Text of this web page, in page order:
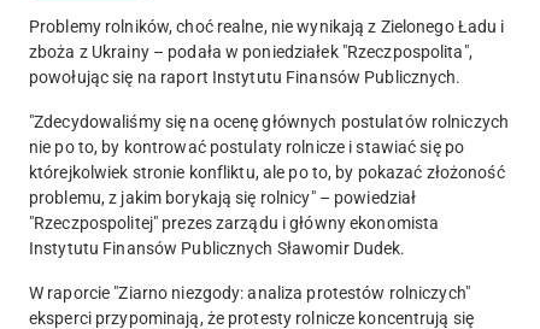
Problemy rolników, choć realne, nie wynikają z Zielonego Ładu i
zboża z Ukrainy – podała w poniedziałek "Rzeczpospolita",
powołując się na raport Instytutu Finansów Publicznych.
"Zdecydowaliśmy się na ocenę głównych postulatów rolniczych
nie po to, by kontrować postulaty rolnicze i stawiać się po
którejkolwiek stronie konfliktu, ale po to, by pokazać złożoność
problemu, z jakim borykają się rolnicy" – powiedział
"Rzeczpospolitej" prezes zarządu i główny ekonomista
Instytutu Finansów Publicznych Sławomir Dudek.
W raporcie "Ziarno niezgody: analiza protestów rolniczych"
eksperci przypominają, że protesty rolnicze koncentrują się